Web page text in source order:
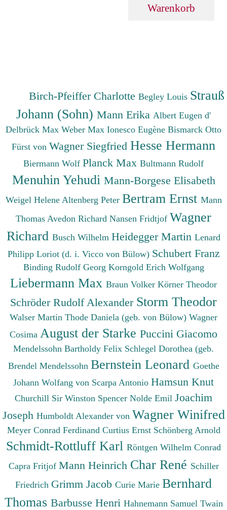
Warenkorb
Birch-Pfeiffer CharlotteBegley Louis Strauß
Johann (Sohn) Mann Erika Albert Eugen d'
Delbrück Max Weber Max Ionesco Eugène Bismarck Otto
Fürst von Wagner Siegfried Hesse Hermann
Biermann Wolf Planck Max Bultmann Rudolf
Menuhin Yehudi Mann-Borgese Elisabeth
Weigel Helene Altenberg Peter Bertram Ernst Mann
Thomas Avedon Richard Nansen Fridtjof Wagner
Richard Busch Wilhelm Heidegger Martin Lenard
Philipp Loriot (d. i. Vicco von Bülow) Schubert Franz
Binding Rudolf Georg Korngold Erich Wolfgang
Liebermann Max Braun Volker Körner Theodor
Schröder Rudolf Alexander Storm Theodor
Walser Martin Thode Daniela (geb. von Bülow) Wagner
Cosima August der Starke Puccini Giacomo
Mendelssohn Bartholdy Felix Schlegel Dorothea (geb.
Brendel Mendelssohn Bernstein Leonard Goethe
Johann Wolfang von Scarpa Antonio Hamsun Knut
Churchill Sir Winston Spencer Nolde Emil Joachim
Joseph Humboldt Alexander von Wagner Winifred
Meyer Conrad Ferdinand Curtius Ernst Schönberg Arnold
Schmidt-Rottluff Karl Röntgen Wilhelm Conrad
Capra Fritjof Mann Heinrich Char René Schiller
Friedrich Grimm Jacob Curie Marie Bernhard
Thomas Barbusse Henri Hahnemann Samuel Twain